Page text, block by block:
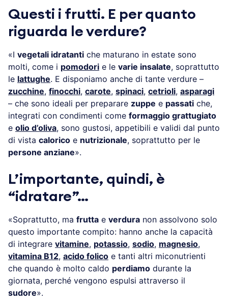
Questi i frutti. E per quanto
riguarda le verdure?
«I vegetali idratanti che maturano in estate sono
molti, come i pomodori e le varie insalate, soprattutto
le lattughe. E disponiamo anche di tante verdure –
zucchine, finocchi, carote, spinaci, cetrioli, asparagi
– che sono ideali per preparare zuppe e passati che,
integrati con condimenti come formaggio grattugiato
e olio d’oliva, sono gustosi, appetibili e validi dal punto
di vista calorico e nutrizionale, soprattutto per le
persone anziane».
L’importante, quindi, è
“idratare”…
«Soprattutto, ma frutta e verdura non assolvono solo
questo importante compito: hanno anche la capacità
di integrare vitamine, potassio, sodio, magnesio,
vitamina B12, acido folico e tanti altri miconutrienti
che quando è molto caldo perdiamo durante la
giornata, perché vengono espulsi attraverso il
sudore».